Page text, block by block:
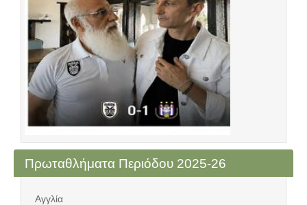
Πρωταθλήματα Περιόδου 2025-26
Αγγλία